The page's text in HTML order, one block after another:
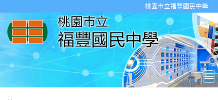
桃園市立福豐國民中學
:::